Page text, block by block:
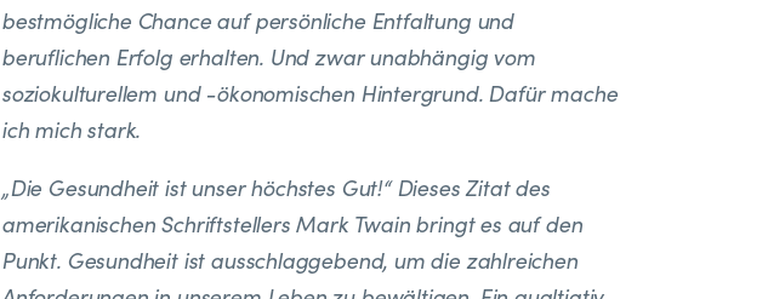
bestmögliche Chance auf persönliche Entfaltung und
beruflichen Erfolg erhalten. Und zwar unabhängig vom
soziokulturellem und -ökonomischen Hintergrund. Dafür mache
ich mich stark.
„Die Gesundheit ist unser höchstes Gut!“ Dieses Zitat des
amerikanischen Schriftstellers Mark Twain bringt es auf den
Punkt. Gesundheit ist ausschlaggebend, um die zahlreichen